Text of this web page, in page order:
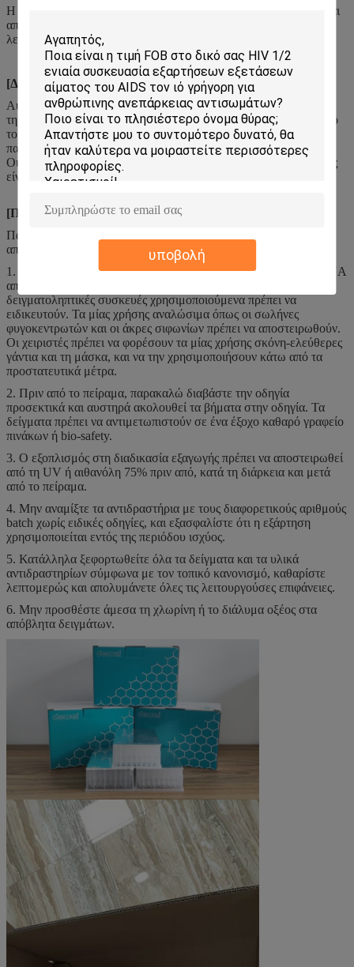
υποβολή
Η ποιότητα του αποσπασματικού νουκλεϊνικού οξέος επηρεάζεται
από τη θέση των δειγμάτων, τον εξοπλισμό δοκιμής και τη
λειτουργία του προσωπικού.
[ΔΕΙΚΤΗΣ ΑΠΟΔΟΣΗΣ]
Αυτή η εξάρτηση μπορεί να χρησιμοποιηθεί αποτελεσματικά για
την εξαγωγή νουκλεϊνικού οξέος από τα δείγματα όπως ολόκληρο
το αίμα, ο ορός, το πλάσμα, το ρευστό ιστού, τα ούρα, το λοσιόν
πατσαβουρών, κ.λπ.
Οι παραλλαγές δια--δοκιμής και διά-δοκιμής αυτής της εξάρτησης
είναι και οι δύο λιγότερο από 15%.
[ΠΡΟΦΥΛΑΞΗ]
Παρακαλώ διαβάστε και καταλάβετε τις οδηγίες προσεκτικά πριν
από τη λειτουργία.
1. Η ειδική προσοχή πρέπει να πληρωθεί για να αποτρέψει το RNA
από την υποβάθμιση RNase. Όλες τα εργαλεία και οι
δειγματοληπτικές συσκευές χρησιμοποιούμενα πρέπει να
ειδικευτούν. Τα μίας χρήσης αναλώσιμα όπως οι σωλήνες
φυγοκεντρωτών και οι άκρες σιφωνίων πρέπει να αποστειρωθούν.
Οι χειριστές πρέπει να φορέσουν τα μίας χρήσης σκόνη-ελεύθερες
γάντια και τη μάσκα, και να την χρησιμοποιήσουν κάτω από τα
προστατευτικά μέτρα.
2. Πριν από το πείραμα, παρακαλώ διαβάστε την οδηγία
προσεκτικά και αυστηρά ακολουθεί τα βήματα στην οδηγία. Τα
δείγματα πρέπει να αντιμετωπιστούν σε ένα έξοχο καθαρό γραφείο
πινάκων ή bio-safety.
3. Ο εξοπλισμός στη διαδικασία εξαγωγής πρέπει να αποστειρωθεί
από τη UV ή αιθανόλη 75% πριν από, κατά τη διάρκεια και μετά
από το πείραμα.
4. Μην αναμίξτε τα αντιδραστήρια με τους διαφορετικούς αριθμούς
batch χωρίς ειδικές οδηγίες, και εξασφαλίστε ότι η εξάρτηση
χρησιμοποιείται εντός της περιόδου ισχύος.
5. Κατάλληλα ξεφορτωθείτε όλα τα δείγματα και τα υλικά
αντιδραστηρίων σύμφωνα με τον τοπικό κανονισμό, καθαρίστε
λεπτομερώς και απολυμάνετε όλες τις λειτουργούσες επιφάνειες.
6. Μην προσθέστε άμεσα τη χλωρίνη ή το διάλυμα οξέος στα
απόβλητα δειγμάτων.